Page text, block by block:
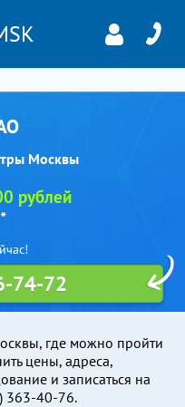
Москвы
где можно пройти
цены, адреса,
и записаться на
363-40-76.
рублей
74-72